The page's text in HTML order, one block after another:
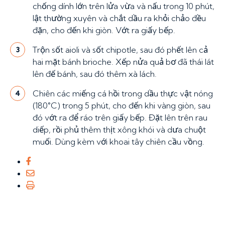
chống dính lớn trên lửa vừa và nấu trong 10 phút,
lật thường xuyên và chắt dầu ra khỏi chảo đều
đặn, cho đến khi giòn. Vớt ra giấy bếp.
3
Trộn sốt aioli và sốt chipotle, sau đó phết lên cả
hai mặt bánh brioche. Xếp nửa quả bơ đã thái lát
lên đế bánh, sau đó thêm xà lách.
4
Chiên các miếng cá hồi trong dầu thực vật nóng
(180°C) trong 5 phút, cho đến khi vàng giòn, sau
đó vớt ra để ráo trên giấy bếp. Đặt lên trên rau
diếp, rồi phủ thêm thịt xông khói và dưa chuột
muối. Dùng kèm với khoai tây chiên cầu vồng.